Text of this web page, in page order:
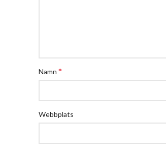
Namn *
Webbplats